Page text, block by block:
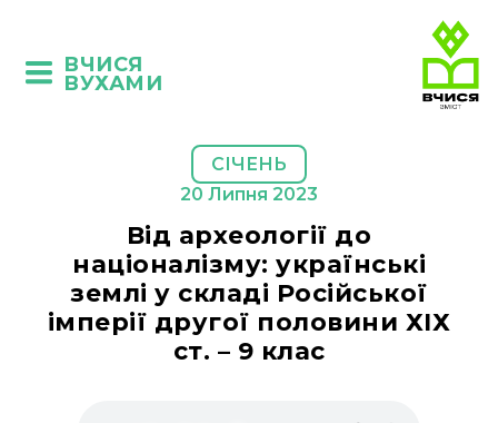
ВЧИСЯ
ВУХАМИ
СІЧЕНЬ
20 Липня 2023
Від археології до
націоналізму: українські
землі у складі Російської
імперії другої половини ХІХ
ст. – 9 клас